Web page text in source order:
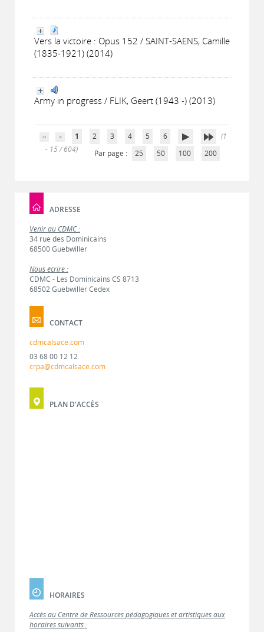
Vers la victoire : Opus 152 / SAINT-SAENS, Camille
(1835-1921) (2014)
Army in progress / FLIK, Geert (1943 -) (2013)
1 2 3 4 5 6
(1
- 15 / 604)
Par page : 25 50 100 200
ADRESSE
Venir au CDMC :
34 rue des Dominicains
68500 Guebwiller
Nous écrire :
CDMC - Les Dominicains CS 8713
68502 Guebwiller Cedex
CONTACT
cdmcalsace.com
03 68 00 12 12
crpa@cdmcalsace.com
PLAN D'ACCÈS
HORAIRES
Accès au Centre de Ressources pédagogiques et artistiques aux
horaires suivants :